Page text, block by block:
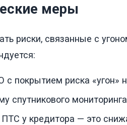
меры
риски, связанные с
покрытием риска «угон»
спутникового
ПТС у кредитора — это